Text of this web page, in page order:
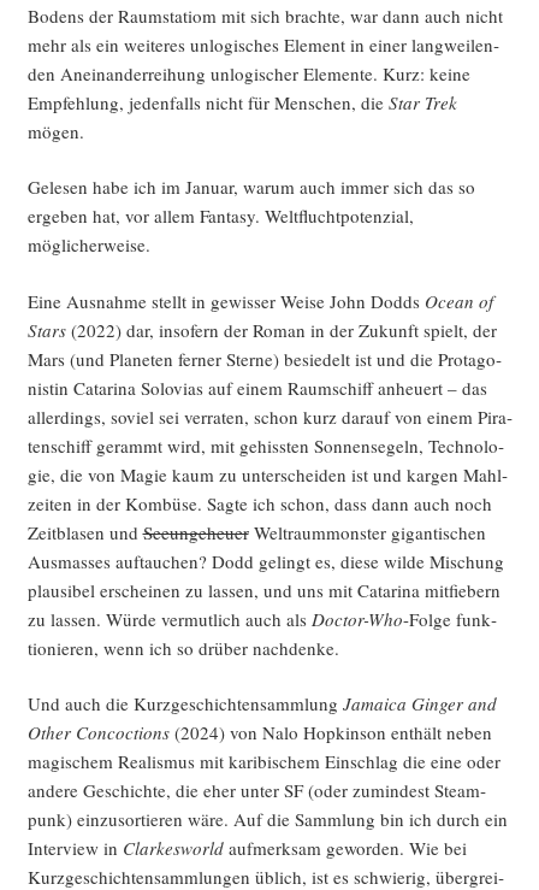
Bodens der Raum­sta­ti­om mit sich brach­te, war dann auch nicht
mehr als ein wei­te­res unlo­gi­sches Ele­ment in einer lang­wei­len­
den Anein­an­der­rei­hung unlo­gi­scher Ele­men­te. Kurz: kei­ne
Emp­feh­lung, jeden­falls nicht für Men­schen, die Star Trek
mögen.
Gele­sen habe ich im Janu­ar, war­um auch immer sich das so
erge­ben hat, vor allem Fan­ta­sy. Welt­flucht­po­ten­zi­al,
möglicherweise.
Eine Aus­nah­me stellt in gewis­ser Wei­se John Dodds Oce­an of
Stars(2022) dar, inso­fern der Roman in der Zukunft spielt, der
Mars (und Pla­ne­ten fer­ner Ster­ne) besie­delt ist und die Prot­ago­
nis­tin Cata­ri­na Solo­vi­as auf einem Raum­schiff anheu­ert – das
aller­dings, soviel sei ver­ra­ten, schon kurz dar­auf von einem Pira­
ten­schiff gerammt wird, mit gehiss­ten Son­nen­se­geln, Tech­no­lo­
gie, die von Magie kaum zu unter­schei­den ist und kar­gen Mahl­
zei­ten in der Kom­bü­se. Sag­te ich schon, dass dann auch noch
Zeit­bla­sen undSee­unge­heu­erWelt­raum­mons­ter gigan­ti­schen
Aus­mas­ses auf­tau­chen? Dodd gelingt es, die­se wil­de Mischung
plau­si­bel erschei­nen zu las­sen, und uns mit Cata­ri­na mit­fie­bern
zu las­sen. Wür­de ver­mut­lich auch als Doc­tor-Who-Fol­ge funk­
tio­nie­ren, wenn ich so drü­ber nachdenke.
Und auch die Kurz­ge­schich­ten­samm­lung Jamai­ca Gin­ger and
Other Con­coc­tions(2024) von Nalo Hop­kin­son ent­hält neben
magi­schem Rea­lis­mus mit kari­bi­schem Ein­schlag die eine oder
ande­re Geschich­te, die eher unter SF (oder zumin­dest Steam­
punk) ein­zu­sor­tie­ren wäre. Auf die Samm­lung bin ich durch ein
Inter­view in Clar­kes­worldauf­merk­sam gewor­den. Wie bei
Kurz­ge­schich­ten­samm­lun­gen üblich, ist es schwie­rig, über­grei­